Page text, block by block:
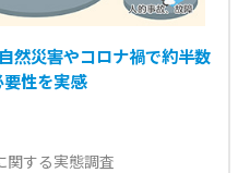
然災害やコロナ禍で約半数
性を実感
関する実態調査